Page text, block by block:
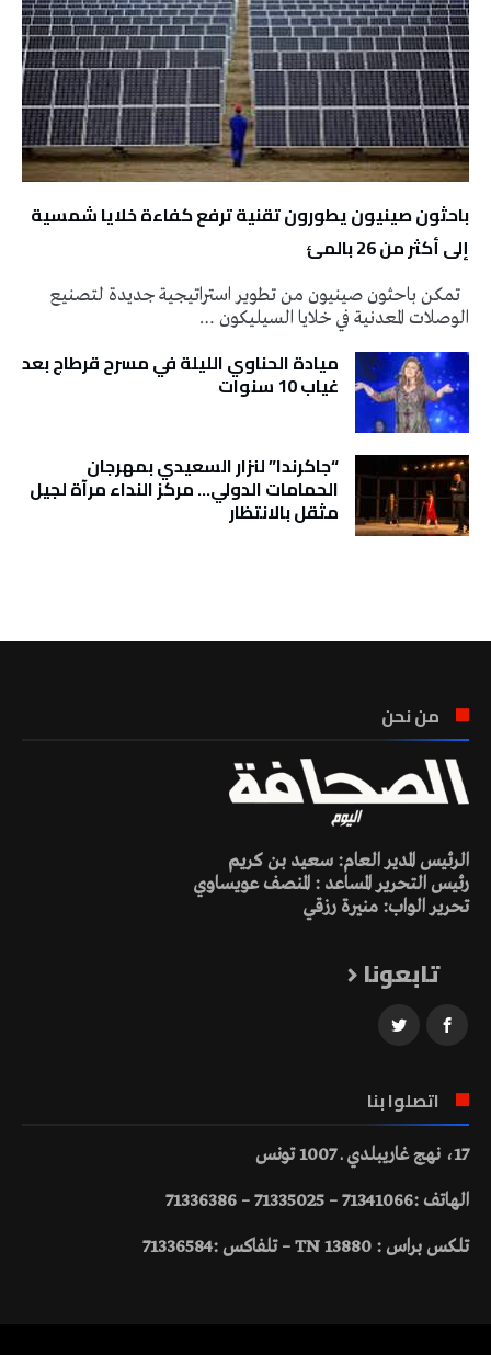
باحثون صينيون يطورون تقنية ترفع كفاءة خلايا شمسية
إلى أكثر من 26 بالمئ
تمكن باحثون صينيون من تطوير استراتيجية جديدة لتصنيع
الوصلات المعدنية في خلايا السيليكون …
ميادة الحناوي الليلة في مسرح قرطاج بعد
غياب 10 سنوات
“جاكرندا” لنزار السعيدي بمهرجان
الحمامات الدولي… مركز النداء مرآة لجيل
مثقل بالانتظار
من نحن
الرئيس المدير العام: سعيد بن كريم
رئيس التحرير المساعد : المنصف عويساوي
تحرير الواب: منيرة رزقي
تابعونا
اتصلوا بنا
17، نهج غاريبلدي ـ 1007 تونس
الهاتف :71341066 – 71335025 – 71336386
تلكس براس : 13880 TN – تلفاكس :71336584